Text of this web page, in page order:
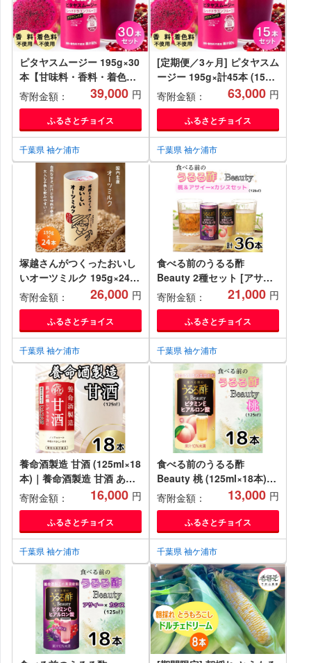
ピタヤスムージー 195g×30
本【甘味料・香料・着色料
未使用】｜ピタヤ ドラゴン
フルーツ ザクロ ジュース
フルーツ 果物 くだもの 濃
厚 ポリフェノール ベタシア
ニン エラグ酸 朝食 おやつ
紙 カートカン 袖ケ浦 千葉
[0438ch]
寄附金額： 39,000 円
ふるさとチョイス
千葉県 袖ケ浦市
[定期便／3ヶ月] ピタヤスム
ージー 195g×計45本 (15本
×3回)【甘味料・香料・着色
料未使用】｜ピタヤ ドラゴ
ンフルーツ ザクロ ジュース
フルーツ 果物 くだもの 濃
厚 ポリフェノール ベタシア
ニン エラグ酸 朝食 おやつ
紙 カートカン 袖ケ浦 千葉
[0437ch]
寄附金額： 63,000 円
ふるさとチョイス
千葉県 袖ケ浦市
塚越さんがつくったおいし
いオーツミルク 195g×24本
｜飲料 オーツミルク 植物性
ミルク プラントベース プラ
ントベースミルク 国内生産
ヴィーガン 乳フリー ナッツ
フリー [0428ch]
寄附金額： 26,000 円
ふるさとチョイス
千葉県 袖ケ浦市
食べる前のうるる酢
Beauty 2種セット [アサイ
ー×カシス]＆[桃]
(125ml×36本)｜食事 キレイ
サポート ビネガー ダイエッ
ト 美容 健康 ドリンク アン
チエイジング ハーブ ベジフ
ァースト ビタミンC ヒアル
ロン酸 養命酒造 カートカン
[0486]
寄附金額： 21,000 円
ふるさとチョイス
千葉県 袖ケ浦市
養命酒製造 甘酒 (125ml×18
本)｜養命酒製造 甘酒 あま
ざけ 機能性表示食品 米糀
糀 ノンアルコール ドリンク
[0385a]
寄附金額： 16,000 円
ふるさとチョイス
千葉県 袖ケ浦市
食べる前のうるる酢
Beauty 桃 (125ml×18本)｜
食事 キレイ サポート ビネ
ガー ダイエット 美容 健康
ドリンク アンチエイジング
ハーブ ベジファースト ビタ
ミンC ヒアルロン酸 養命酒
造 カートカン [0381ch]
寄附金額： 13,000 円
ふるさとチョイス
千葉県 袖ケ浦市